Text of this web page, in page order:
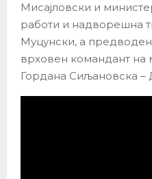
Мисајловски и
работи и надворешна
Муцунски, а
врховен командант на
Гордана Сиљановска –